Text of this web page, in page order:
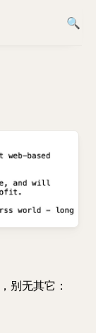
别无其它：